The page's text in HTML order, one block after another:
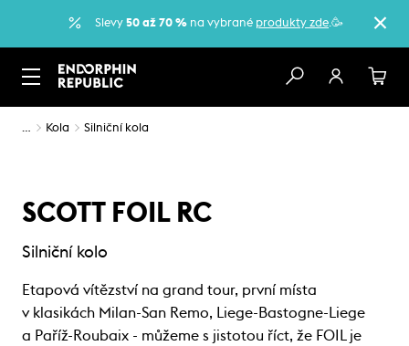
Slevy 50 až 70 % na vybrané produkty zde.🥳
… Kola Silniční kola
SCOTT FOIL RC
Silniční kolo
Etapová vítězství na grand tour, první místa
v klasikách Milan-San Remo, Liege-Bastogne-Liege
a Paříž-Roubaix - můžeme s jistotou říct, že FOIL je